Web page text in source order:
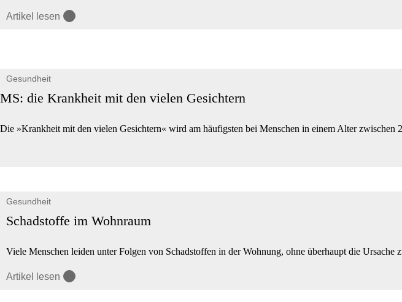
Artikel lesen
Gesundheit
MS: die Krankheit mit den vielen Gesichtern
Die »Krankheit mit den vielen Gesichtern« wird am häufigsten bei Menschen in einem Alter
Gesundheit
Schadstoffe im Wohnraum
Viele Menschen leiden unter Folgen von Schadstoffen in der Wohnung, ohne überhaupt die
Artikel lesen